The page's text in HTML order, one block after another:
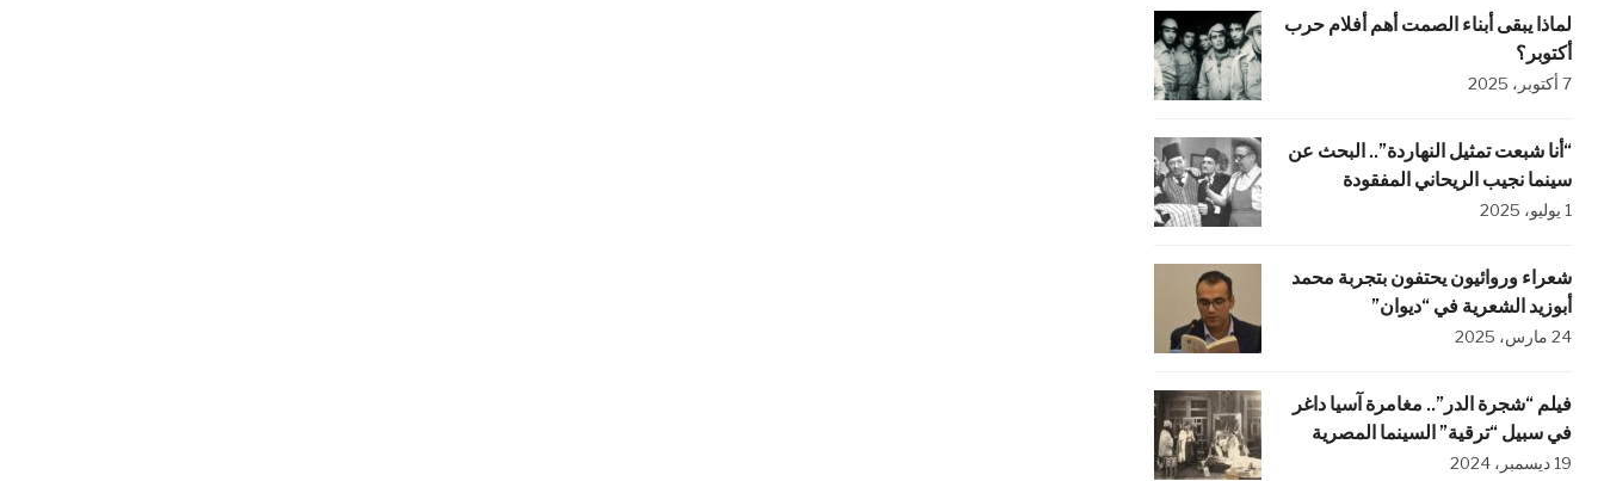
لماذا يبقى أبناء الصمت أهم أفلام حرب
أكتوبر؟
7 أكتوبر، 2025
“أنا شبعت تمثيل النهاردة”.. البحث عن
سينما نجيب الريحاني المفقودة
1 يوليو، 2025
شعراء وروائيون يحتفون بتجربة محمد
أبوزيد الشعرية في “ديوان”
24 مارس، 2025
فيلم “شجرة الدر”.. مغامرة آسيا داغر
في سبيل “ترقية” السينما المصرية
19 ديسمبر، 2024